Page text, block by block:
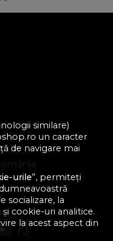
similare)
un caracter
de navigare mai
urile”, permiteți
socializare, la
cookie-uri analitice.
la acest aspect din
Nr. 22
106